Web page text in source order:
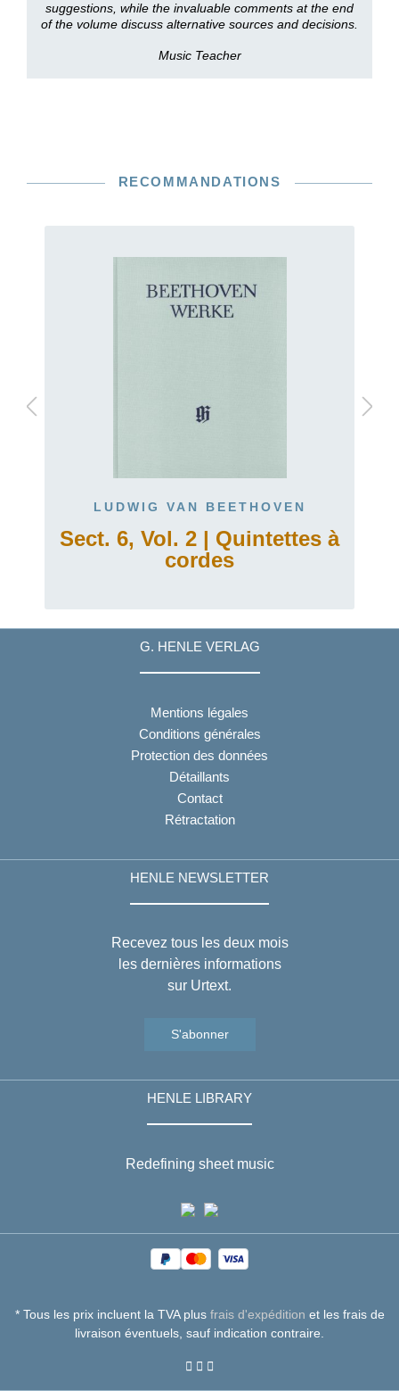
suggestions, while the invaluable comments at the end
of the volume discuss alternative sources and decisions.
Music Teacher
RECOMMANDATIONS
LUDWIG VAN BEETHOVEN
Sect. 6, Vol. 2 | Quintettes à
cordes
G. HENLE VERLAG
Mentions légales
Conditions générales
Protection des données
Détaillants
Contact
Rétractation
HENLE NEWSLETTER
Recevez tous les deux mois
les dernières informations
sur Urtext.
S'abonner
HENLE LIBRARY
Redefining sheet music
* Tous les prix incluent la TVA plus frais d'expédition et les frais de
livraison éventuels, sauf indication contraire.